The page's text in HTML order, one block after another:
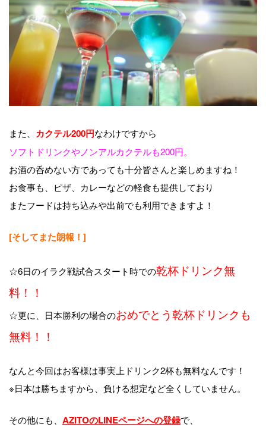
また、 カクテル200円なわけですから
ソフトドリンクやノンアルカクテルも200円。
お酒の呑めない方であっても十分皆さんと楽しめますね！
お食事も、ピザ、カレーなどの軽食も提供しており
またフードは持ち込みや出前でも利用できますよ！
[そしてまた朗報！]
☆6日のイラク戦試合スタート時での乾杯ドリンク無
料！！
☆更に、日本勝利の場合のおめでとう乾杯ドリンクも
無料！！
なんと今回はお客様は事実上ドリンク2杯も無料なんです！
※日本は勝ちますから、負ける想定など全くしていません。
その他にも、 AZITOのLINEページへの登録で、